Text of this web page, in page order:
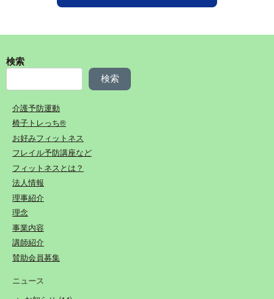
検索
検索
介護予防運動
椅子トレっち®︎
お好みフィットネス
フレイル予防講座など
フィットネスとは？
法人情報
理事紹介
理念
事業内容
講師紹介
賛助会員募集
ニュース